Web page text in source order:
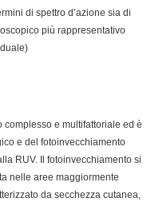
di spettro d’azione sia di
più rappresentativo
complesso e multifattoriale ed è
e del fotoinvecchiamento
RUV. Il fotoinvecchiamento si
nelle aree maggiormente
da secchezza cutanea,